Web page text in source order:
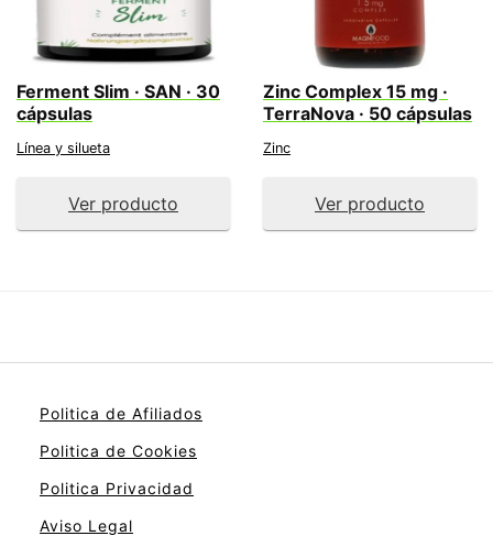
Ferment Slim · SAN · 30
cápsulas
Línea y silueta
Ver producto
Zinc Complex 15 mg ·
TerraNova · 50 cápsulas
Zinc
Ver producto
Politica de Afiliados
Politica de Cookies
Politica Privacidad
Aviso Legal